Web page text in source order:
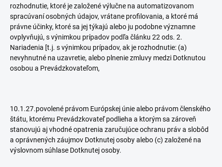
rozhodnutie, ktoré je založené výlučne na automatizovanom
spracúvaní osobných údajov, vrátane profilovania, a ktoré má
právne účinky, ktoré sa jej týkajú alebo ju podobne významne
ovplyvňujú, s výnimkou prípadov podľa článku 22 ods. 2.
Nariadenia [t.j. s výnimkou prípadov, ak je rozhodnutie: (a)
nevyhnutné na uzavretie, alebo plnenie zmluvy medzi Dotknutou
osobou a Prevádzkovateľom,
10.1.27.povolené právom Európskej únie alebo právom členského
štátu, ktorému Prevádzkovateľ podlieha a ktorým sa zároveň
stanovujú aj vhodné opatrenia zaručujúce ochranu práv a slobôd
a oprávnených záujmov Dotknutej osoby alebo (c) založené na
výslovnom súhlase Dotknutej osoby.